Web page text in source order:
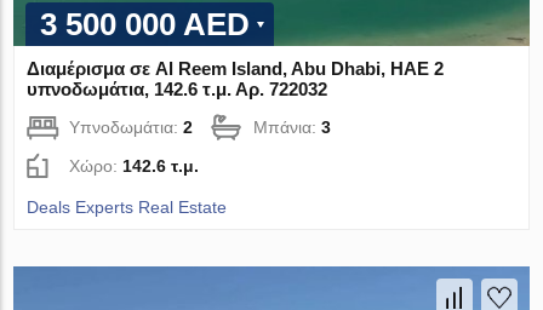
3 500 000 AED
Διαμέρισμα σε Al Reem Island, Abu Dhabi, ΗΑΕ 2
υπνοδωμάτια, 142.6 τ.μ. Αρ. 722032
Υπνοδωμάτια:2 Μπάνια:3
Χώρο: 142.6 τ.μ.
Deals Experts Real Estate